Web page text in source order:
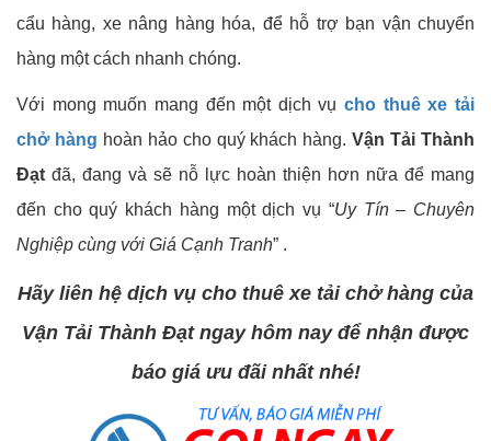
cẩu hàng, xe nâng hàng hóa, để hỗ trợ bạn vận chuyển
hàng một cách nhanh chóng.
Với mong muốn mang đến một dịch vụcho thuê xe tải
chở hàng hoàn hảo cho quý khách hàng.Vận Tải Thành
Đạt đã, đang và sẽ nỗ lực hoàn thiện hơn nữa để mang
đến cho quý khách hàng một dịch vụ “Uy Tín – Chuyên
Nghiệp cùng với Giá Cạnh Tranh” .
Hãy liên hệ dịch vụ cho thuê xe tải chở hàng của
Vận Tải Thành Đạt ngay hôm nay để nhận được
báo giá ưu đãi nhất nhé!